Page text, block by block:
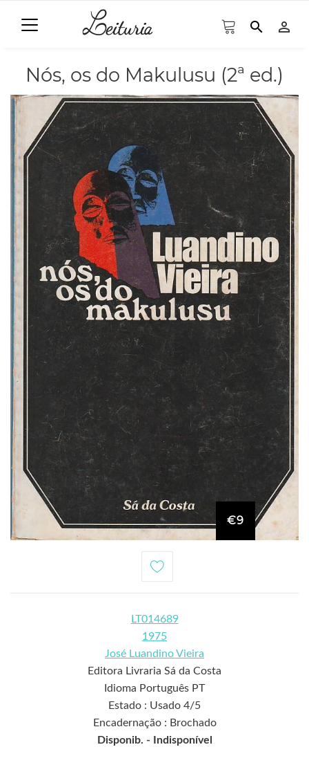
search person_outline
Nós, os do Makulusu (2ª ed.)
€9
LT014689
1975
José Luandino Vieira
Editora Livraria Sá da Costa
Idioma Português PT
Estado : Usado 4/5
Encadernação : Brochado
Disponib. -
Indisponível